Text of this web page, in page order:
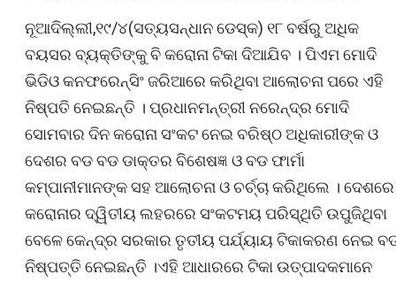
ନୂଆଦିଲ୍ଲୀ,୧୯/୪(ସତ୍ୟସନ୍ଧାନ ଡେସ୍କ) ୧୮ ବର୍ଷରୁ ଅଧିକ
ବୟସର ବ୍ୟକ୍ତିଙ୍କୁ ବି କରୋନା ଟିକା ଦିଆଯିବ । ପିଏମ ମୋଦି
ଭିଡିଓ କନଫରେନ୍ସିଂ ଜରିଆରେ କରିଥିବା ଆଲୋଚନା ପରେ ଏହି
ନିଷ୍ପତି ନେଇଛନ୍ତି । ପ୍ରଧାନମନ୍ତ୍ରୀ ନରେନ୍ଦ୍ର ମୋଦି
ସୋମବାର ଦିନ କରୋନା ସଂକଟ ନେଇ ବରିଷ୍ଠ ଅଧିକାରୀଙ୍କ ଓ
ଦେଶର ବଡ ବଡ ଡାକ୍ତର ବିଶେଷଜ୍ଞ ଓ ବଡ ଫାର୍ମା
କମ୍ପାନୀମାନଙ୍କ ସହ ଆଲୋଚନା ଓ ଚର୍ଚ୍ଚା କରିଥିଲେ । ଦେଶରେ
କରୋନାର ଦ୍ୱିତୀୟ ଲହରରେ ସଂକଟମୟ ପରିସ୍ଥିତି ଉପୁଜିଥିବା
ବେଳେ କେନ୍ଦ୍ର ସରକାର ତୃତୀୟ ପର୍ଯ୍ୟାୟ ଟିକାକରଣ ନେଇ
ନିଷ୍ପତ୍ତି ନେଇଛନ୍ତି ।ଏହି ଆଧାରରେ ଟିକା ଉତ୍ପାଦକମାନେ